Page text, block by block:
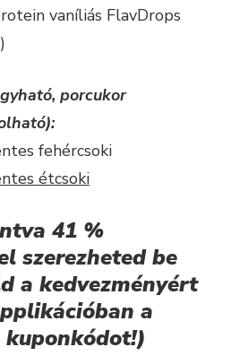
vaníliás FlavDrops
)
porcukor
fehércsoki
étcsoki
41 %
szerezheted be
a kedvezményért
a
kuponkódot!)